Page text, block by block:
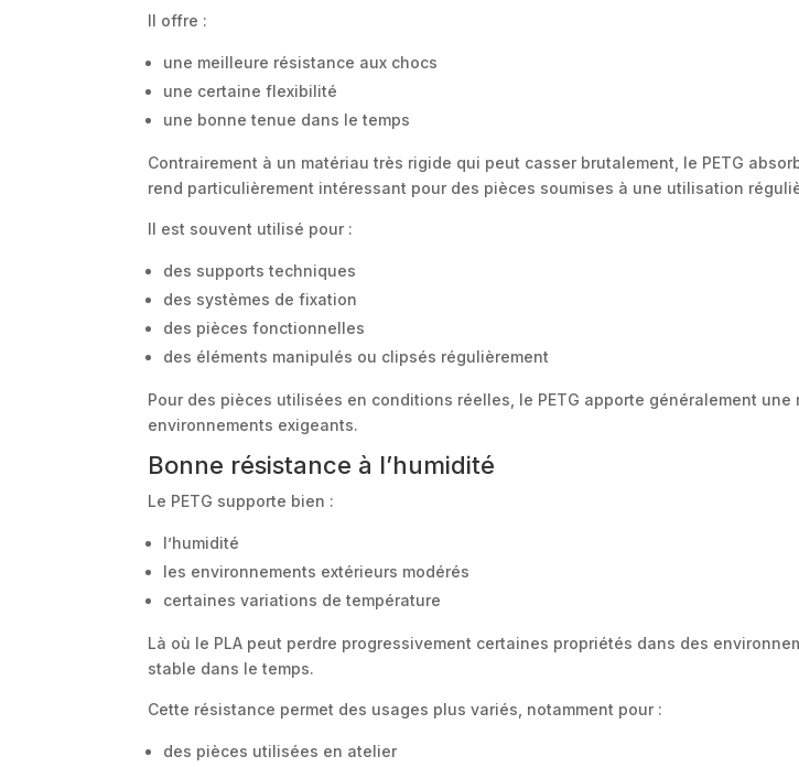
Il offre :
une meilleure résistance aux chocs
une certaine flexibilité
une bonne tenue dans le temps
Contrairement à un matériau très rigide qui peut casser brutalement, le PETG
rend particulièrement intéressant pour des pièces soumises à une utilisation
Il est souvent utilisé pour :
des supports techniques
des systèmes de fixation
des pièces fonctionnelles
des éléments manipulés ou clipsés régulièrement
Pour des pièces utilisées en conditions réelles, le PETG apporte généralement
environnements exigeants.
Bonne résistance à l’humidité
Le PETG supporte bien :
l’humidité
les environnements extérieurs modérés
certaines variations de température
Là où le PLA peut perdre progressivement certaines propriétés dans des
stable dans le temps.
Cette résistance permet des usages plus variés, notamment pour :
des pièces utilisées en atelier